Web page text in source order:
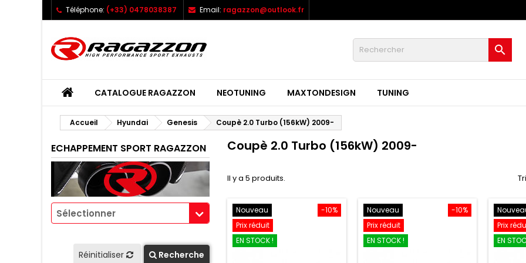
Téléphone: (+33) 0478038387 Email: ragazzon@outlook.fr

CATALOGUE RAGAZZON NEOTUNING MAXTONDESIGN TUNING
Accueil Hyundai Genesis Coupè 2.0 Turbo (156kW) 2009-
ECHAPPEMENT SPORT RAGAZZON
Sélectionner
Réinitialiser Recherche
Coupè 2.0 Turbo (156kW) 2009-
Il y a 5 produits.
-10%
Nouveau
Prix réduit
EN STOCK !
-10%
Nouveau
Prix réduit
EN STOCK !
Prix
EN